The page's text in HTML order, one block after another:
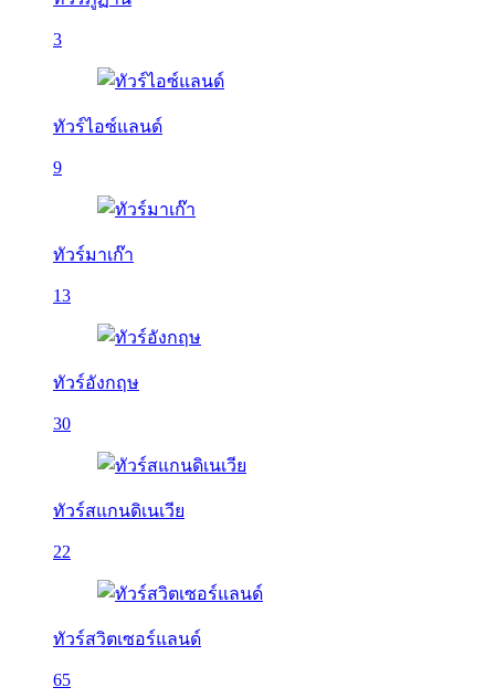
3
ทัวร์ไอซ์แลนด์
9
ทัวร์มาเก๊า
13
ทัวร์อังกฤษ
30
ทัวร์สแกนดิเนเวีย
22
ทัวร์สวิตเซอร์แลนด์
65